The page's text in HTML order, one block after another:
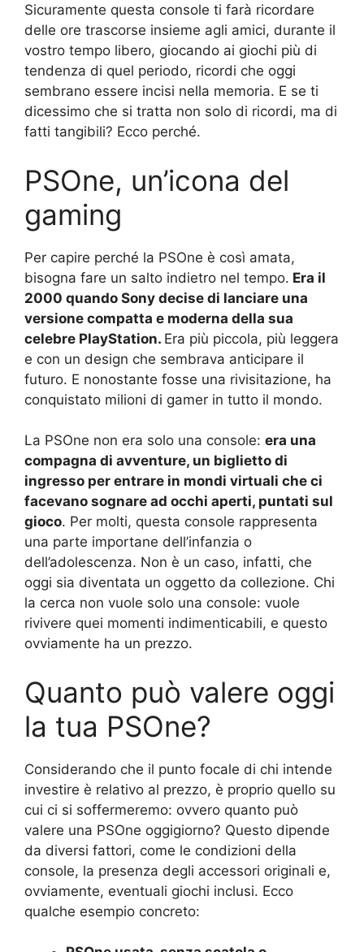
Sicuramente questa console ti farà ricordare
delle ore trascorse insieme agli amici, durante il
vostro tempo libero, giocando ai giochi più di
tendenza di quel periodo, ricordi che oggi
sembrano essere incisi nella memoria. E se ti
dicessimo che si tratta non solo di ricordi, ma di
fatti tangibili? Ecco perché.
PSOne, un’icona del
gaming
Per capire perché la PSOne è così amata,
bisogna fare un salto indietro nel tempo. Era il
2000 quando Sony decise di lanciare una
versione compatta e moderna della sua
celebre PlayStation. Era più piccola, più leggera
e con un design che sembrava anticipare il
futuro. E nonostante fosse una rivisitazione, ha
conquistato milioni di gamer in tutto il mondo.
La PSOne non era solo una console: era una
compagna di avventure, un biglietto di
ingresso per entrare in mondi virtuali che ci
facevano sognare ad occhi aperti, puntati sul
gioco. Per molti, questa console rappresenta
una parte importane dell’infanzia o
dell’adolescenza. Non è un caso, infatti, che
oggi sia diventata un oggetto da collezione. Chi
la cerca non vuole solo una console: vuole
rivivere quei momenti indimenticabili, e questo
ovviamente ha un prezzo.
Quanto può valere oggi
la tua PSOne?
Considerando che il punto focale di chi intende
investire è relativo al prezzo, è proprio quello su
cui ci si soffermeremo: ovvero quanto può
valere una PSOne oggigiorno? Questo dipende
da diversi fattori, come le condizioni della
console, la presenza degli accessori originali e,
ovviamente, eventuali giochi inclusi. Ecco
qualche esempio concreto: